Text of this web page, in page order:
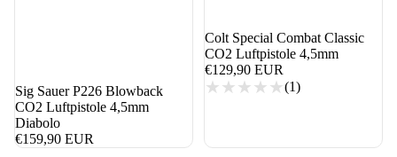
Sig Sauer P226 Blowback
CO2 Luftpistole 4,5mm
Diabolo
€159,90 EUR
Colt Special Combat Classic
CO2 Luftpistole 4,5mm
€129,90 EUR
(1)